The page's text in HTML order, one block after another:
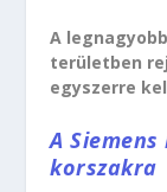
A
területben
egyszerre
A
korszakra